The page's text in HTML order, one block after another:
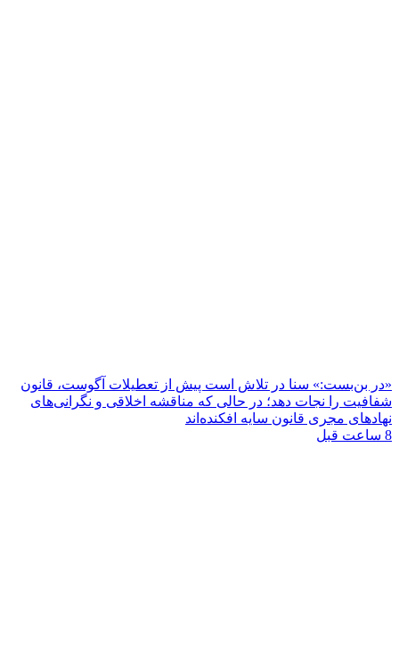
«در بن‌بست:» سنا در تلاش است پیش از تعطیلات آگوست، قانون
شفافیت را نجات دهد؛ در حالی که مناقشه اخلاقی و نگرانی‌های
نهادهای مجری قانون سایه افکنده‌اند
8 ساعت قبل